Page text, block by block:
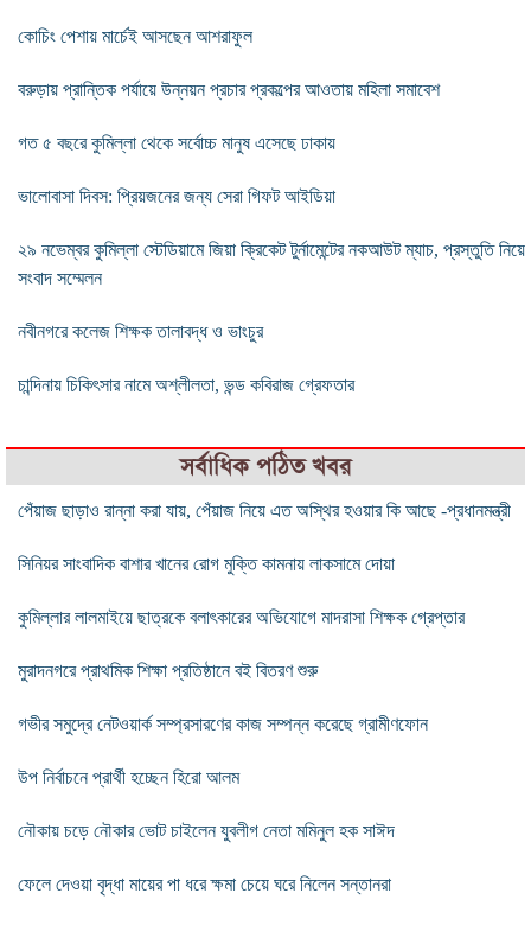
কোচিং পেশায় মার্চেই আসছেন আশরাফুল
বরুড়ায় প্রান্তিক পর্যায়ে উন্নয়ন প্রচার প্রকল্পের আওতায় মহিলা সমাবেশ
গত ৫ বছরে কুমিল্লা থেকে সর্বোচ্চ মানুষ এসেছে ঢাকায়
ভালোবাসা দিবস: প্রিয়জনের জন্য সেরা গিফট আইডিয়া
২৯ নভেম্বর কুমিল্লা স্টেডিয়ামে জিয়া ক্রিকেট টুর্নামেন্টের নকআউট ম্যাচ, প্রস্তুতি নিয়ে
সংবাদ সম্মেলন
নবীনগরে কলেজ শিক্ষক তালাবদ্ধ ও ভাংচুর
চান্দিনায় চিকিৎসার নামে অশ্লীলতা, ভন্ড কবিরাজ গ্রেফতার
সর্বাধিক পঠিত খবর
পেঁয়াজ ছাড়াও রান্না করা যায়, পেঁয়াজ নিয়ে এত অস্থির হওয়ার কি আছে -প্রধানমন্ত্রী
সিনিয়র সাংবাদিক বাশার খানের রোগ মুক্তি কামনায় লাকসামে দোয়া
কুমিল্লার লালমাইয়ে ছাত্রকে বলাৎকারের অভিযোগে মাদরাসা শিক্ষক গ্রেপ্তার
মুরাদনগরে প্রাথমিক শিক্ষা প্রতিষ্ঠানে বই বিতরণ শুরু
গভীর সমুদ্রে নেটওয়ার্ক সম্প্রসারণের কাজ সম্পন্ন করেছে গ্রামীণফোন
উপ নির্বাচনে প্রার্থী হচ্ছেন হিরো আলম
নৌকায় চড়ে নৌকার ভোট চাইলেন যুবলীগ নেতা মমিনুল হক সাঈদ
ফেলে দেওয়া বৃদ্ধা মায়ের পা ধরে ক্ষমা চেয়ে ঘরে নিলেন সন্তানরা